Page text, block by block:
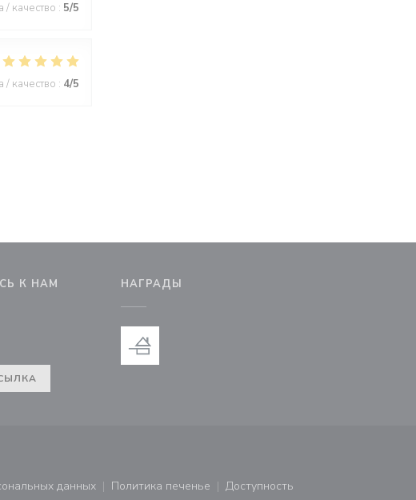
/ качество : 5/5
/ качество : 4/5
К НАМ
в новом окне))
в новом окне))
НАГРАДЫ
данных
в новом окне))
Политика печенье
((открывается в новом окне))
Доступность
((открывается в новом окне))